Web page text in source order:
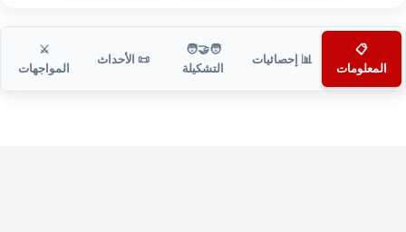
📋
المعلومات
📊 إحصائيات
🧑‍🤝‍🧑
التشكيلة
📜 الأحداث
⚔️
المواجهات